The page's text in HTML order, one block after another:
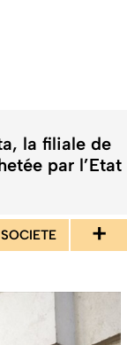
la filiale de
par l’Etat
SOCIETE +